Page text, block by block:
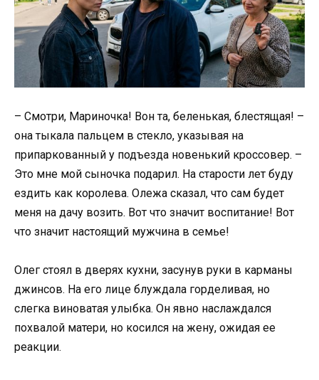
– Смотри, Мариночка! Вон та, беленькая, блестящая! –
она тыкала пальцем в стекло, указывая на
припаркованный у подъезда новенький кроссовер. –
Это мне мой сыночка подарил. На старости лет буду
ездить как королева. Олежа сказал, что сам будет
меня на дачу возить. Вот что значит воспитание! Вот
что значит настоящий мужчина в семье!
Олег стоял в дверях кухни, засунув руки в карманы
джинсов. На его лице блуждала горделивая, но
слегка виноватая улыбка. Он явно наслаждался
похвалой матери, но косился на жену, ожидая ее
реакции.